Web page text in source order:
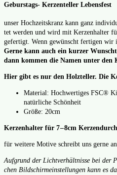
Geburstags- Kerzenteller Lebensfest
unser Hoch­zeits­kranz kann ganz
tet wer­den und wird mit Ker­zen­hal­ter
gefer­tigt. Wenn gewünscht fer­ti­gen wir
Ger­ne kann auch ein kur­zer
dann kom­men die Namen unter den
Hier gibt es nur den Holztel­ler. Die
Mate­ri­al: Hoch­wer­ti­ges FSC®
natür­li­che Schön­heit
Grö­ße: 20cm
Ker­zen­hal­ter für 7 – 8cm
für wei­te­re Moti­ve schreibt uns ger­ne
Auf­grund der Licht­ver­hält­nis­se bei der
chen Bild­schirm­ein­stel­lun­gen kann es